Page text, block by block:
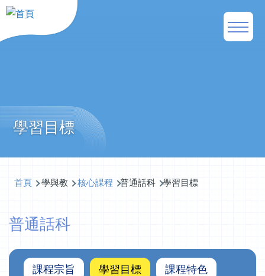
移至主內容
Main
學習目標
導
連
結
首頁 學與教 核心課程 普通話科 學習目標
普通話科
課程宗旨 學習目標 課程特色